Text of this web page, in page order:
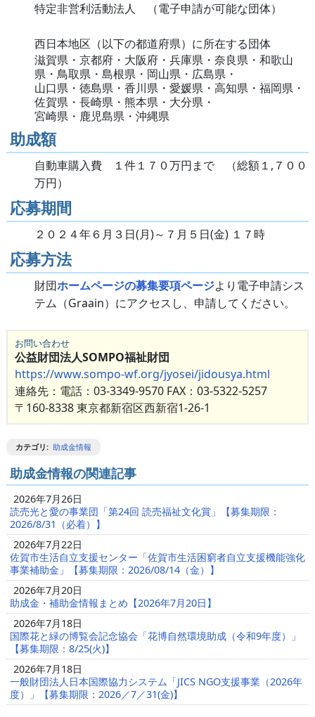
特定非営利活動法人 （電子申請が可能な団体）
西日本地区（以下の都道府県）に所在する団体
滋賀県・京都府・大阪府・兵庫県・奈良県・和歌山
県・鳥取県・島根県・岡山県・広島県・
山口県・徳島県・香川県・愛媛県・高知県・福岡県・
佐賀県・長崎県・熊本県・大分県・
宮崎県・鹿児島県・沖縄県
助成額
自動車購入費 １件１７０万円まで （総額１,７００
万円）
応募期間
２０２４年６月３日(月)～７月５日(金) １７時
応募方法
財団ホームページの募集要項ページより電子申請シス
テム（Graain）にアクセスし、申請してください。
お問い合わせ
公益財団法人SOMPO福祉財団
https://www.sompo-wf.org/jyosei/jidousya.html
連絡先：電話：03-3349-9570 FAX：03-5322-5257
〒160-8338 東京都新宿区西新宿1-26-1
カテゴリ: 助成金情報
助成金情報の関連記事
2026年7月26日
読売光と愛の事業団「第24回 読売福祉文化賞」【募集期限：
2026/8/31（必着）】
2026年7月22日
佐賀市生活自立支援センター「佐賀市生活困窮者自立支援機能強化
事業補助金」【募集期限：2026/08/14（金）】
2026年7月20日
助成金・補助金情報まとめ【2026年7月20日】
2026年7月18日
国際花と緑の博覧会記念協会「花博自然環境助成（令和9年度）」
【募集期限：8/25(火)】
2026年7月18日
一般財団法人日本国際協力システム「JICS NGO支援事業（2026年
度）」【募集期限：2026／7／31(金)】